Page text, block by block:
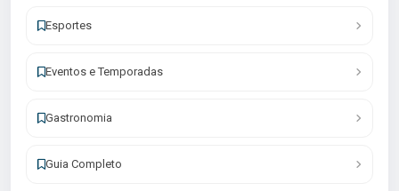
Esportes
Eventos e Temporadas
Gastronomia
Guia Completo